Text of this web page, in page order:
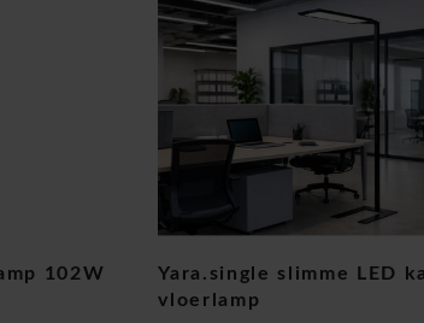
102W
Yara.single slimme LED
vloerlamp